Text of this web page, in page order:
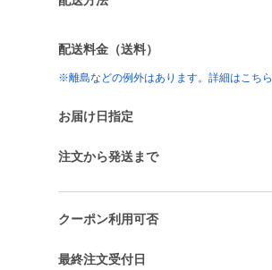
配送料金（送料）
※離島などの例外はあります。詳細はこちら
お届け日指定
注文から発送まで
クーポン利用可否
最終注文受付日